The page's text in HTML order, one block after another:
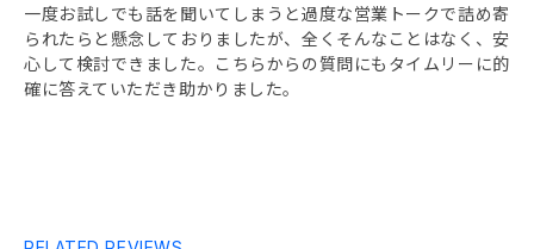
一度お試しでも話を聞いてしまうと過度な営業トークで詰め寄
られたらと懸念しておりましたが、全くそんなことはなく、安
心して検討できました。こちらからの質問にもタイムリーに的
確に答えていただき助かりました。